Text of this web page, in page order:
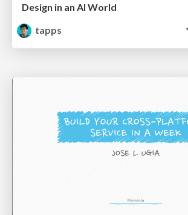
Design in an AI World
tapps